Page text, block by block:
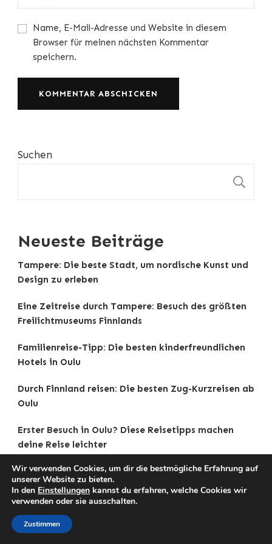
Name, E-Mail-Adresse und Website in diesem
Browser für meinen nächsten Kommentar
speichern.
Suchen
Neueste Beiträge
Tampere: Die beste Stadt, um nordische Kunst und
Design zu erleben
Eine Zeitreise durch Tampere: Besuch des größten
Freilichtmuseums Finnlands
Familienreise-Tipp: Die besten kinderfreundlichen
Hotels in Oulu
Durch Finnland reisen: Die besten Zug-Kurzreisen ab
Oulu
Erster Besuch in Oulu? Diese Reisetipps machen
deine Reise leichter
Datenschutz
Wir verwenden Cookies, um dir die bestmögliche Erfahrung auf
unserer Website zu bieten.
In den Einstellungen kannst du erfahren, welche Cookies wir
verwenden oder sie ausschalten.
Zustimmen